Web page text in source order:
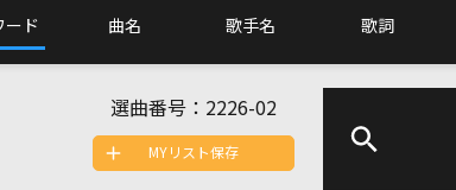
ード 曲名 歌手名 歌詞
選曲番号： 2226-02
MYリスト保存